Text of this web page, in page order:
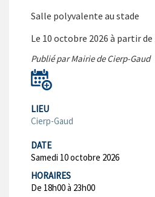
Salle polyvalente au stade
Le 10 octobre 2026 à partir de
Publié par Mairie de Cierp-Gaud
LIEU
Cierp-Gaud
DATE
Samedi 10 octobre 2026
HORAIRES
De 18h00 à 23h00